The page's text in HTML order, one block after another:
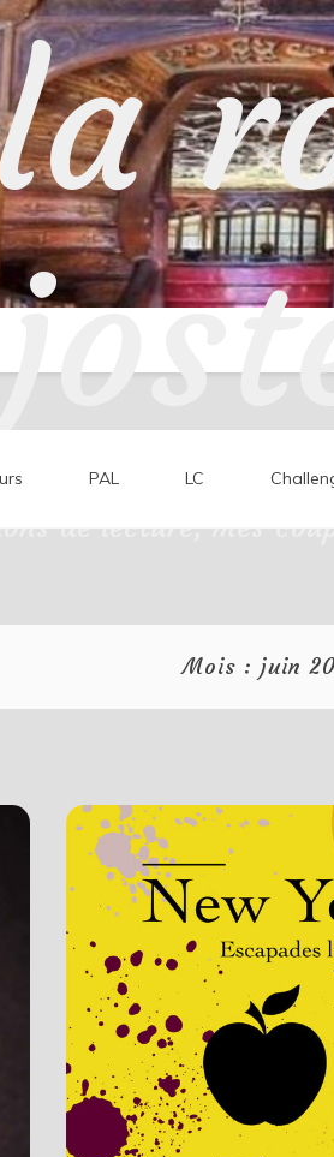
de lecture, mes
PAL LC
Mois : juin